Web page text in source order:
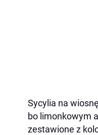
Sycylia na
bo limonkowym
zestawione z